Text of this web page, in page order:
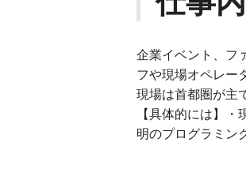
企業イベント、フ
フや現場オペレー
現場は首都圏が主
【具体的には】
明のプログラミン